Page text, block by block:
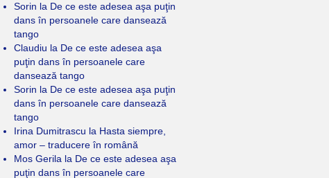
Sorin la De ce este adesea aşa puţin
dans în persoanele care dansează
tango
Claudiu la De ce este adesea aşa
puţin dans în persoanele care
dansează tango
Sorin la De ce este adesea aşa puţin
dans în persoanele care dansează
tango
Irina Dumitrascu la Hasta siempre,
amor – traducere în română
Mos Gerila la De ce este adesea aşa
puţin dans în persoanele care